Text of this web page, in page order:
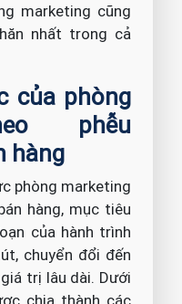
marketing cũng
nhất trong cả
của phòng
phễu
hàng
phòng marketing
hàng, mục tiêu
của hành trình
chuyển đổi đến
trị lâu dài. Dưới